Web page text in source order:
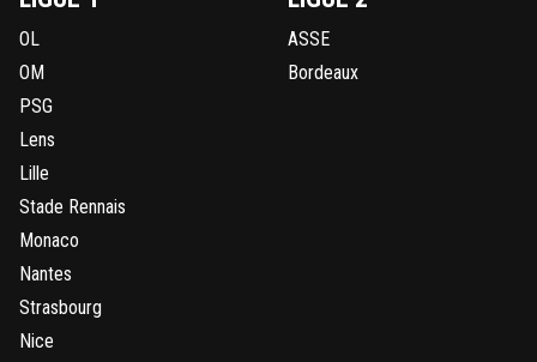
OL
OM
PSG
Lens
Lille
Stade Rennais
Monaco
Nantes
Strasbourg
Nice
ASSE
Bordeaux